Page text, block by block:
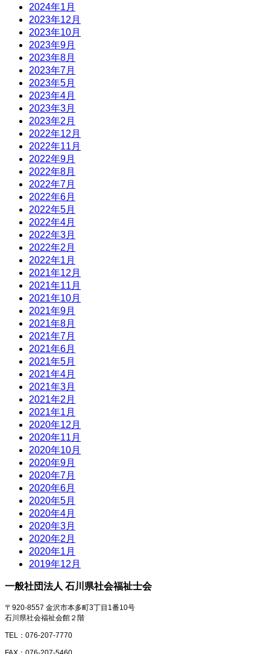
2024年1月
2023年12月
2023年10月
2023年9月
2023年8月
2023年7月
2023年5月
2023年4月
2023年3月
2023年2月
2022年12月
2022年11月
2022年9月
2022年8月
2022年7月
2022年6月
2022年5月
2022年4月
2022年3月
2022年2月
2022年1月
2021年12月
2021年11月
2021年10月
2021年9月
2021年8月
2021年7月
2021年6月
2021年5月
2021年4月
2021年3月
2021年2月
2021年1月
2020年12月
2020年11月
2020年10月
2020年9月
2020年7月
2020年6月
2020年5月
2020年4月
2020年3月
2020年2月
2020年1月
2019年12月
一般社団法人 石川県社会福祉士会
〒920-8557 金沢市本多町3丁目1番10号
石川県社会福祉会館２階
TEL：076-207-7770